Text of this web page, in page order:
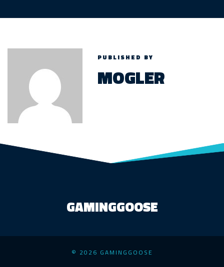
PUBLISHED BY
MOGLER
GAMINGGOOSE
© 2026 GAMINGGOOSE